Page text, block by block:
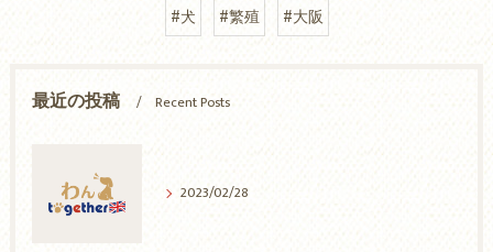
#犬 #繁殖 #大阪
最近の投稿 Recent Posts
2023/02/28